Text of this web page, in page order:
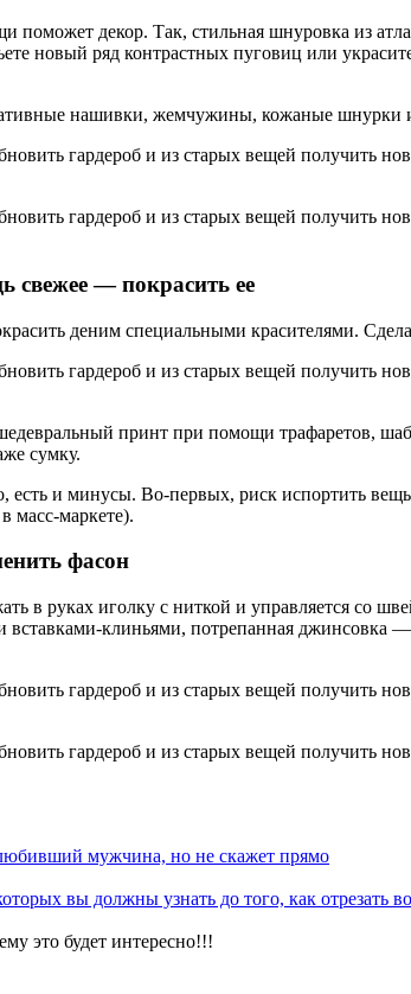
поможет декор. Так, стильная шнуровка из
новый ряд контрастных пуговиц или
нашивки, жемчужины, кожаные шнурки и
свежее — покрасить ее
деним специальными красителями.
принт при помощи трафаретов,
сумку.
есть и минусы. Во-первых, риск испортить
масс-маркете).
фасон
в руках иголку с ниткой и управляется со
вставками-клиньями, потрепанная
мужчина, но не скажет прямо
вы должны узнать до того, как отрезать
это будет интересно!!!